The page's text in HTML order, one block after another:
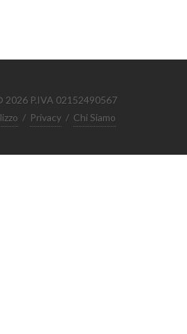
2026 P.IVA 02152490567
/ Privacy / Chi Siamo